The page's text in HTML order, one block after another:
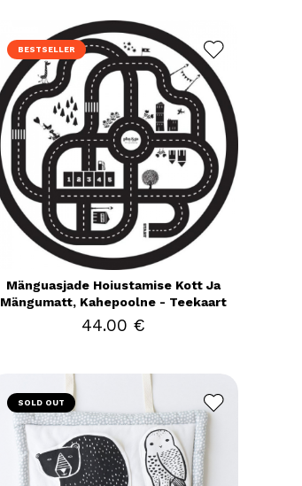
BESTSELLER
Mänguasjade Hoiustamise Kott Ja
Mängumatt, Kahepoolne - Teekaart
44.00 €
SOLD OUT